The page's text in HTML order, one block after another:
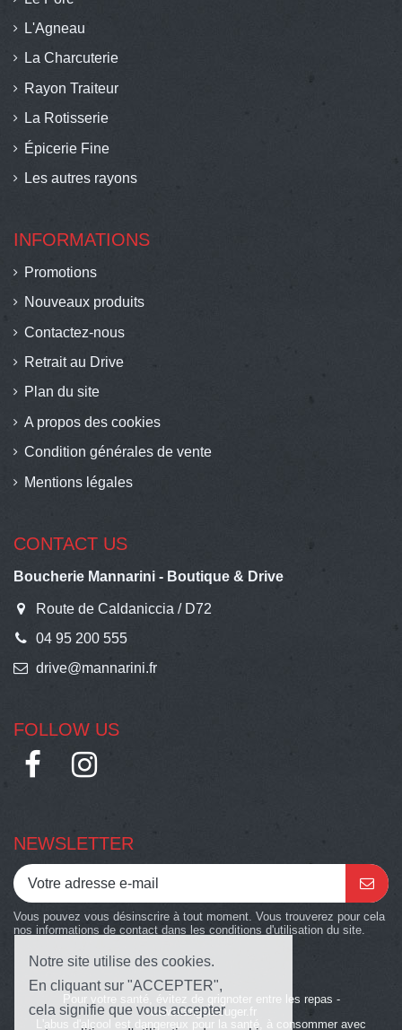
L'Agneau
La Charcuterie
Rayon Traiteur
La Rotisserie
Épicerie Fine
Les autres rayons
INFORMATIONS
Promotions
Nouveaux produits
Contactez-nous
Retrait au Drive
Plan du site
A propos des cookies
Condition générales de vente
Mentions légales
CONTACT US
Boucherie Mannarini - Boutique & Drive
Route de Caldaniccia / D72
04 95 200 555
drive@mannarini.fr
FOLLOW US
NEWSLETTER
Vous pouvez vous désinscrire à tout moment. Vous trouverez pour cela
nos informations de contact dans les conditions d'utilisation du site.
Pour votre santé, évitez de grignoter entre les repas -
www.mangerbouger.fr
L'abus d'alcool est dangereux pour la santé, à consommer avec
Notre site utilise des cookies.
En cliquant sur "ACCEPTER",
cela signifie que vous accepter